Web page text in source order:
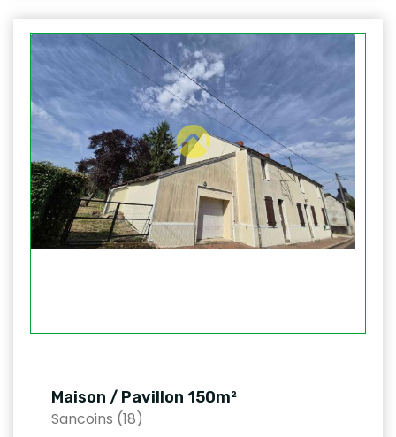
Maison / Pavillon 150m²
Sancoins (18)